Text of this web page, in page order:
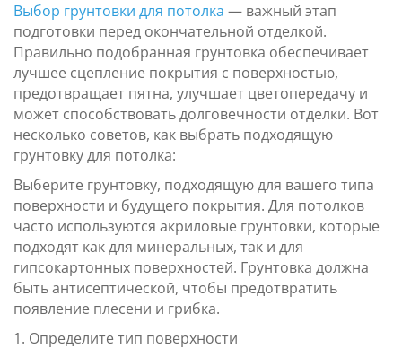
Выбор грунтовки для потолка — важный этап
подготовки перед окончательной отделкой.
Правильно подобранная грунтовка обеспечивает
лучшее сцепление покрытия с поверхностью,
предотвращает пятна, улучшает цветопередачу и
может способствовать долговечности отделки. Вот
несколько советов, как выбрать подходящую
грунтовку для потолка:
Выберите грунтовку, подходящую для вашего типа
поверхности и будущего покрытия. Для потолков
часто используются акриловые грунтовки, которые
подходят как для минеральных, так и для
гипсокартонных поверхностей. Грунтовка должна
быть антисептической, чтобы предотвратить
появление плесени и грибка.
1. Определите тип поверхности